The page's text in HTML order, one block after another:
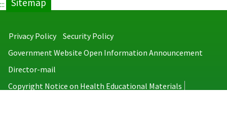
::: Sitemap
Privacy Policy
Security Policy
Government Website Open Information Announcement
Director-mail
Copyright Notice on Health Educational Materials